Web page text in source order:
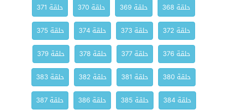
حلقة 368
حلقة 369 حلقة 370
حلقة 371
حلقة 372
حلقة 373 حلقة 374
حلقة 375
حلقة 376
حلقة 377 حلقة 378
حلقة 379
حلقة 380
حلقة 381 حلقة 382
حلقة 383
حلقة 384
حلقة 385 حلقة 386
حلقة 387